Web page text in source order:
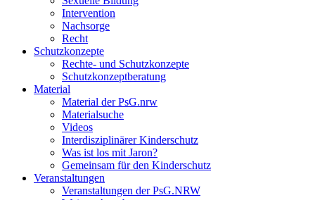
Intervention
Nachsorge
Recht
Schutzkonzepte
Rechte- und Schutzkonzepte
Schutzkonzeptberatung
Material
Material der PsG.nrw
Materialsuche
Videos
Interdisziplinärer Kinderschutz
Was ist los mit Jaron?
Gemeinsam für den Kinderschutz
Veranstaltungen
Veranstaltungen der PsG.NRW